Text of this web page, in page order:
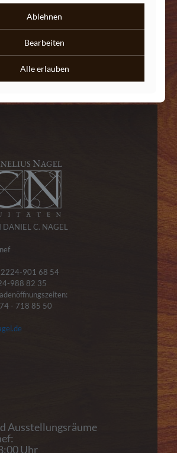
85 50
nagel.de
über WhatsApp
C. NAGEL
2224-901 68 54
988 82 35
- 718 85 50
Ausstellungsräume
Uhr
Ablehnen
Bearbeiten
Alle erlauben